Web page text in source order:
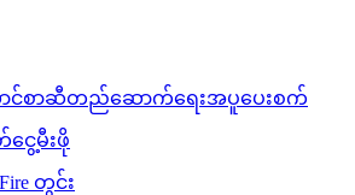
င်စာဆီတည်ဆောက်ရေးအပူပေးစက်
ငွေ့မီးဖို
တွင်း